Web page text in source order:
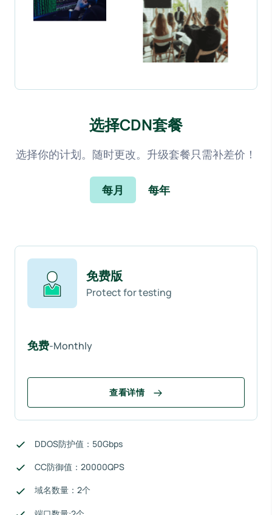
选择CDN套餐
选择你的计划。随时更改。升级套餐只需补差价！
每月 每年
免费版
Protect for testing
免费-Monthly
查看详情
DDOS防护值：50Gbps
CC防御值：20000QPS
域名数量：2个